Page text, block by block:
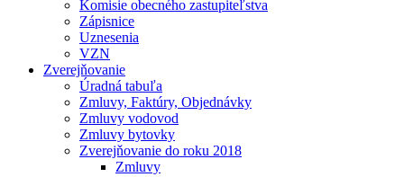
Komisie obecného zastupiteľstva
Zápisnice
Uznesenia
VZN
Zverejňovanie
Úradná tabuľa
Zmluvy, Faktúry, Objednávky
Zmluvy vodovod
Zmluvy bytovky
Zverejňovanie do roku 2018
Zmluvy